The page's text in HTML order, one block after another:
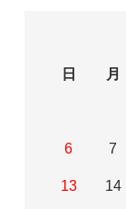
日
月
6 7
13 14